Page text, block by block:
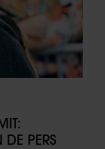
DE PERS